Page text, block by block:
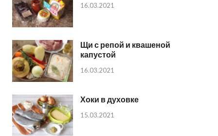
16.03.2021
Щи с репой и квашеной
капустой
16.03.2021
Хоки в духовке
15.03.2021